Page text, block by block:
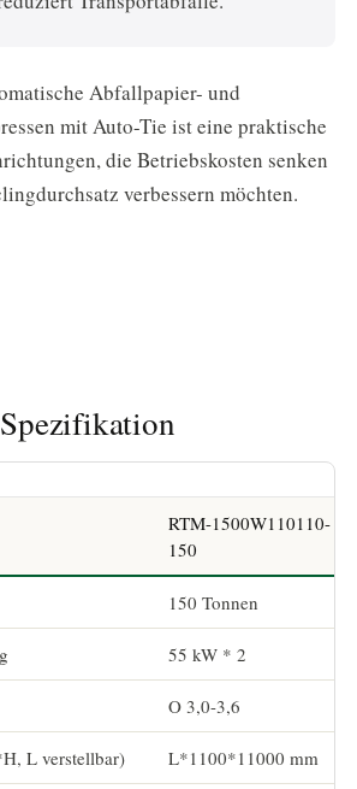
Abfallpapier- und
mit Auto-Tie ist eine praktische
die Betriebskosten senken
verbessern möchten.
Spezifikation
RTM-1500W110110-
150
150 Tonnen
55 kW * 2
O 3,0-3,6
L verstellbar) L*1100*11000 mm